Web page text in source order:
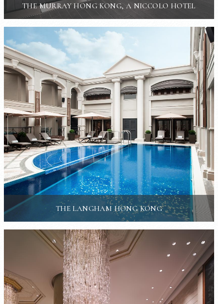
THE MURRAY HONG KONG, A NICCOLO HOTEL
THE LANGHAM HONG KONG